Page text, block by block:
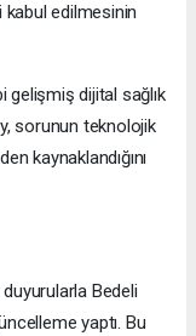
kabul edilmesinin
gelişmiş dijital sağlık
sorunun teknolojik
kaynaklandığını
duyurularla Bedeli
yaptı. Bu